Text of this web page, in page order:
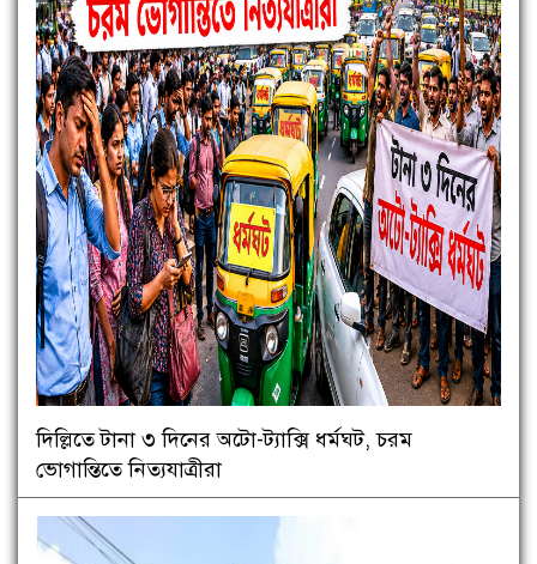
দিল্লিতে টানা ৩ দিনের অটো-ট্যাক্সি ধর্মঘট, চরম
ভোগান্তিতে নিত্যযাত্রীরা